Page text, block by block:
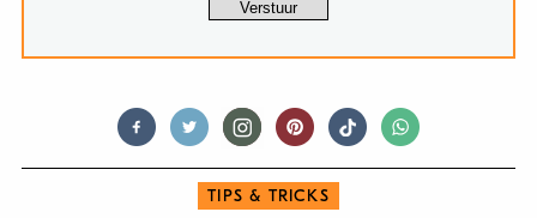
TIPS & TRICKS